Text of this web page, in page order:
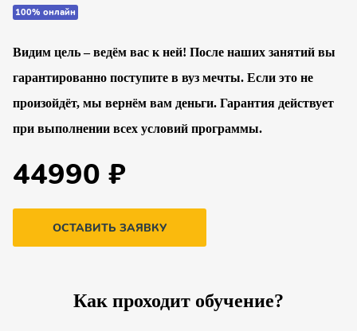
100% онлайн
Видим цель – ведём вас к ней! После наших занятий вы
гарантированно поступите в вуз мечты. Если это не
произойдёт, мы вернём вам деньги. Гарантия действует
при выполнении всех условий программы.
44990 ₽
ОСТАВИТЬ ЗАЯВКУ
Как проходит обучение?